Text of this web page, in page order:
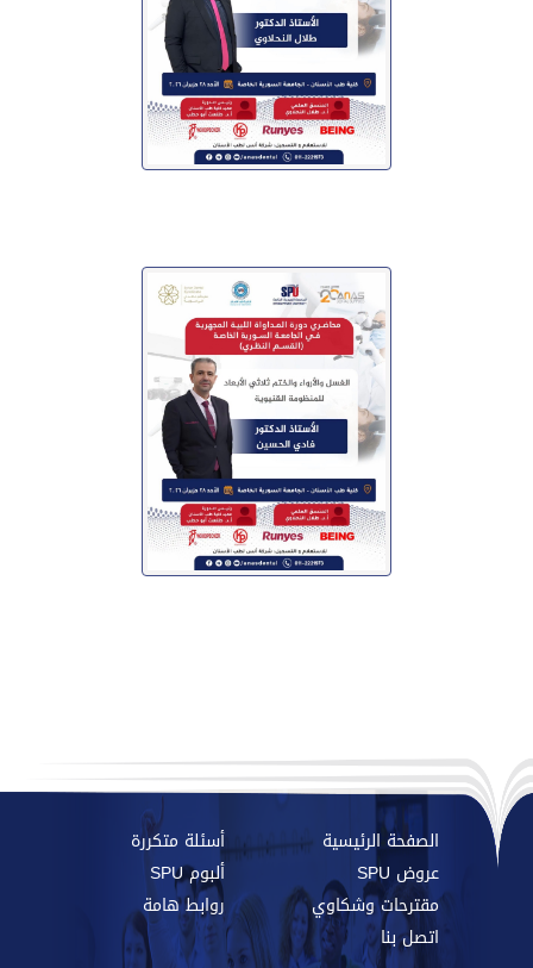
الصفحة الرئيسية
أسئلة متكررة
عروض SPU
ألبوم SPU
مقترحات وشكاوي
روابط هامة
اتصل بنا